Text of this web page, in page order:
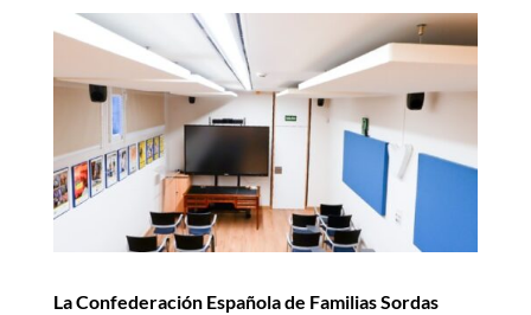
La Confederación Española de Familias Sordas